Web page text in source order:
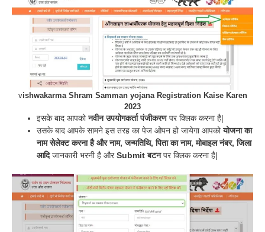
vishwakarma Shram Samman yojana Registration Kaise Karen
2023
इसके बाद आपकोनवीन उपयोगकर्ता पंजीकरणपर क्लिक करना है|
उसके बाद आपके सामने इस तरह का पेज ओपन हो जायेगा आपकोयोजना का
नाम सेलेक्ट करना है और नाम, जन्मतिथि, पिता का नाम, मोबाइल नंबर, जिला
आदिजानकारी भरनी है औरSubmit बटनपर क्लिक करना है|